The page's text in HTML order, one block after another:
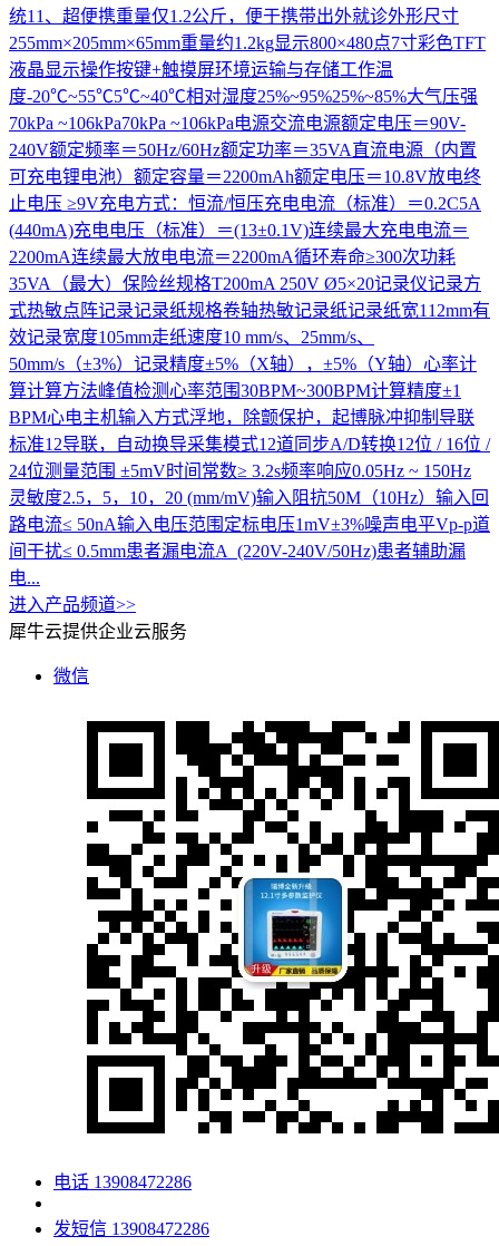
统11、超便携重量仅1.2公斤，便于携带出外就诊外形尺寸
255mm×205mm×65mm重量约1.2kg显示800×480点7寸彩色TFT
液晶显示操作按键+触摸屏环境运输与存储工作温
度-20℃~55℃5℃~40℃相对湿度25%~95%25%~85%大气压强
70kPa ~106kPa70kPa ~106kPa电源交流电源额定电压＝90V-
240V额定频率＝50Hz/60Hz额定功率＝35VA直流电源（内置
可充电锂电池）额定容量＝2200mAh额定电压＝10.8V放电终
止电压 ≥9V充电方式：恒流/恒压充电电流（标准）＝0.2C5A
(440mA)充电电压（标准）＝(13±0.1V)连续最大充电电流＝
2200mA连续最大放电电流＝2200mA循环寿命≥300次功耗
35VA（最大）保险丝规格T200mA 250V Ø5×20记录仪记录方
式热敏点阵记录记录纸规格卷轴热敏记录纸记录纸宽112mm有
效记录宽度105mm走纸速度10 mm/s、25mm/s、
50mm/s（±3%）记录精度±5%（X轴），±5%（Y轴）心率计
算计算方法峰值检测心率范围30BPM~300BPM计算精度±1
BPM心电主机输入方式浮地，除颤保护，起博脉冲抑制导联
标准12导联，自动换导采集模式12道同步A/D转换12位 / 16位 /
24位测量范围 ±5mV时间常数≥ 3.2s频率响应0.05Hz ~ 150Hz
灵敏度2.5，5，10，20 (mm/mV)输入阻抗50M（10Hz）输入回
路电流≤ 50nA输入电压范围定标电压1mV±3%噪声电平Vp-p道
间干扰≤ 0.5mm患者漏电流A (220V-240V/50Hz)患者辅助漏
电...
进入产品频道>>
犀牛云提供企业云服务
微信
电话 13908472286
发短信 13908472286